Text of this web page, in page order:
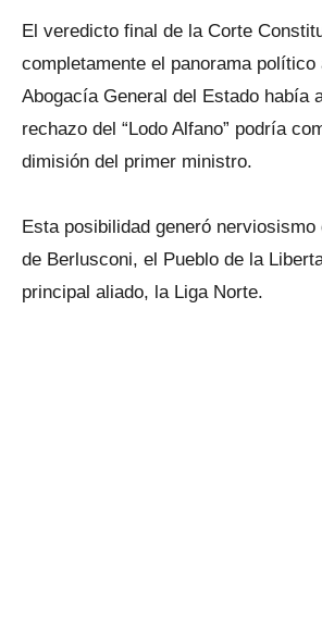
El veredicto final de la Corte
completamente el panorama político
Abogacía General del Estado había
rechazo del “Lodo Alfano” podría
dimisión del primer ministro.
Esta posibilidad generó nerviosismo
de Berlusconi, el Pueblo de la
principal aliado, la Liga Norte.